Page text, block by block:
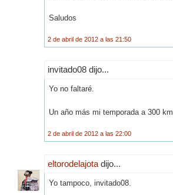
Saludos
2 de abril de 2012 a las 21:50
invitado08 dijo...
Yo no faltaré.
Un año más mi temporada a 300 km.
2 de abril de 2012 a las 22:00
eltorodelajota dijo...
Yo tampoco, invitado08.